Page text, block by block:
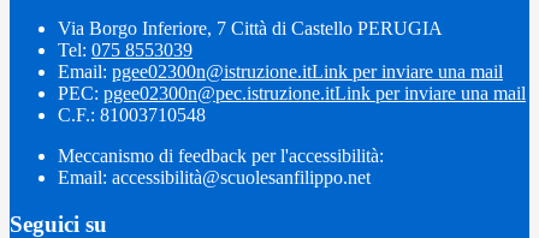
Via Borgo Inferiore, 7 Città di Castello PERUGIA
Tel: 075 8553039
Email: pgee02300n@istruzione.itLink per inviare una mail
PEC: pgee02300n@pec.istruzione.itLink per inviare una mail
C.F.: 81003710548
Meccanismo di feedback per l'accessibilità:
Email: accessibilità@scuolesanfilippo.net
Seguici su